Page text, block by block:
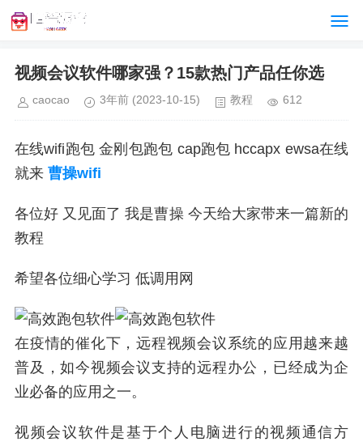
视频会议软件哪家强？15款热门产品任你选
caocao 3年前 (2023-10-15) 教程 612
在线wifi跑包 金刚包跑包 cap跑包 hccapx ewsa在线
就来 曹操wifi
各位好 又见面了 我是曹操 今天给大家带来一篇新的
教程
希望各位细心学习 低调用网
在疫情的催化下，远程视频会议系统的应用越来越
普及，如今视频会议支持的远程办公，已经成为企
业必备的应用之一。
视频会议软件是基于个人电脑进行的视频通信方